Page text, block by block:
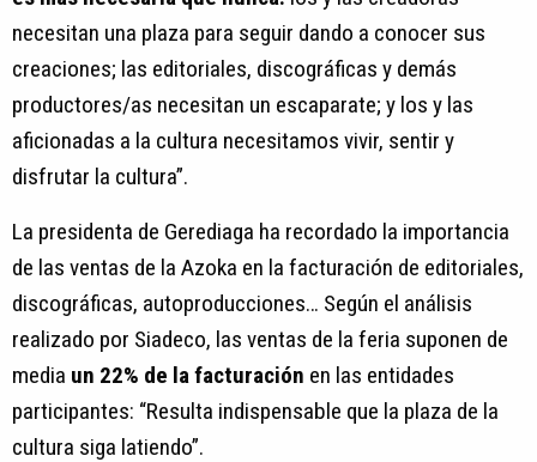
necesitan una plaza para seguir dando a conocer sus
creaciones; las editoriales, discográficas y demás
productores/as necesitan un escaparate; y los y las
aficionadas a la cultura necesitamos vivir, sentir y
disfrutar la cultura”.
La presidenta de Gerediaga ha recordado la importancia
de las ventas de la Azoka en la facturación de editoriales,
discográficas, autoproducciones… Según el análisis
realizado por Siadeco, las ventas de la feria suponen de
media un 22% de la facturación en las entidades
participantes: “Resulta indispensable que la plaza de la
cultura siga latiendo”.